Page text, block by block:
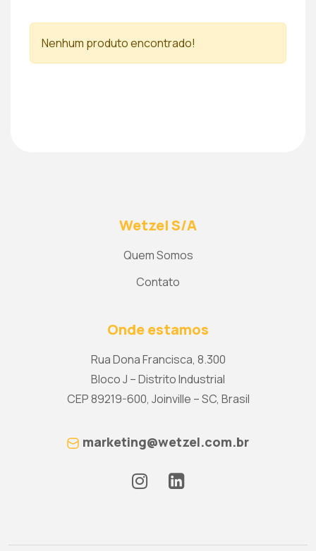
Nenhum produto encontrado!
Wetzel S/A
Quem Somos
Contato
Onde estamos
Rua Dona Francisca, 8.300
Bloco J – Distrito Industrial
CEP 89219-600, Joinville – SC, Brasil
marketing@wetzel.com.br